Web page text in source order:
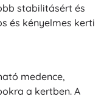
stabilitásért és
és kényelmes kerti
medence,
a kertben. A